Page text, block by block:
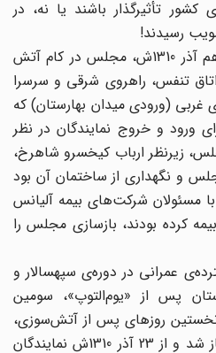
تأثیرگذار باشند یا نه، در
رسیدند!
در میانه‌ی این دوره در هجدهم آذر 1310ش، مجلس در کام آتش
تنفس، راهروی شرقی و سرسرا
غربی (ورودی میدان بهارستان) که
ورود و خروج نمایندگان در نظر
زیرنظر ارباب کیخسرو شاهرخ،
و نگهداری از ساختمان آن بود
شرکت‌های بیمه آلیانس
کرده بودند، بازسازی مجلس را
عمرانی در دوره‌ی سپهسالار و
پس از «یوم‌التوپ»، سومین
روزهای پس از آتش‌سوزی،
با آماده کردن تالار جلسه، آغاز شد و از 23 آذر 1310ش نمایندگان